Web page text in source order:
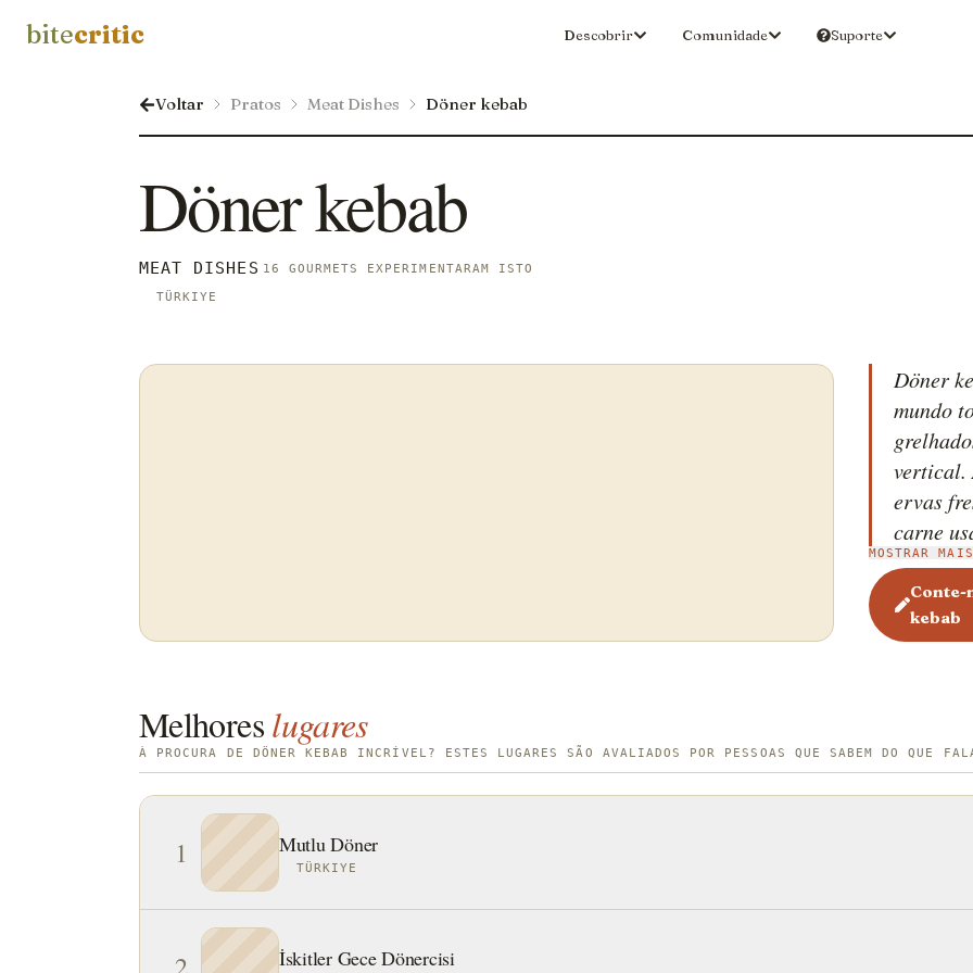
bitecritic Descobrir Comunidade Suporte
Voltar Pratos Meat Dishes Döner kebab
Döner kebab
MEAT DISHES 16 GOURMETS EXPERIMENTARAM ISTO
TÜRKIYE
Döner
mundo
vertical.
ervas
carne
carne
século
kebab,
início
Kadir
molho,
MOSTRAR MAIS
Conte-
kebab
Melhoreslugares
À PROCURA DE DÖNER KEBAB INCRÍVEL? ESTES LUGARES SÃO AVALIADOS POR PESSOAS QUE SABEM DO QUE
1 Mutlu Döner
TÜRKIYE
İskitler Gece Dönercisi